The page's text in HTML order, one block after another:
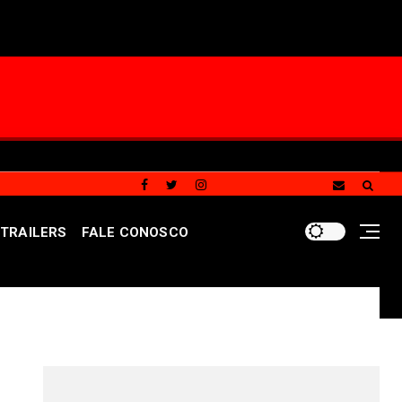
TRAILERS FALE CONOSCO
balanço das contas públicas do GDF referente ao